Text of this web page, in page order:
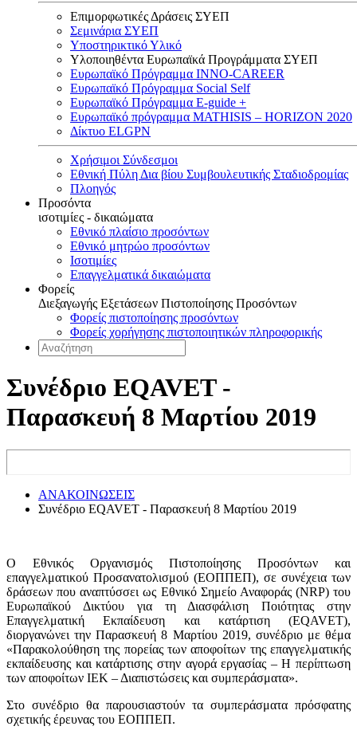
Επιμορφωτικές Δράσεις ΣΥΕΠ
Σεμινάρια ΣΥΕΠ
Υποστηρικτικό Υλικό
Υλοποιηθέντα Ευρωπαϊκά Προγράμματα ΣΥΕΠ
Ευρωπαϊκό Πρόγραμμα INNO-CAREER
Ευρωπαϊκό Πρόγραμμα Social Self
Ευρωπαϊκό Πρόγραμμα E-guide +
Ευρωπαϊκό πρόγραμμα MATHISIS – HORIZON 2020
Δίκτυο ELGPN
Χρήσιμοι Σύνδεσμοι
Εθνική Πύλη Δια βίου Συμβουλευτικής Σταδιοδρομίας
Πλοηγός
Προσόντα
ισοτιμίες - δικαιώματα
Εθνικό πλαίσιο προσόντων
Εθνικό μητρώο προσόντων
Ισοτιμίες
Επαγγελματικά δικαιώματα
Φορείς
Διεξαγωγής Εξετάσεων Πιστοποίησης Προσόντων
Φορείς πιστοποίησης προσόντων
Φορείς χορήγησης πιστοποιητικών πληροφορικής
Συνέδριο EQAVET -
Παρασκευή 8 Μαρτίου 2019
ΑΝΑΚΟΙΝΩΣΕΙΣ
Συνέδριο EQAVET - Παρασκευή 8 Μαρτίου 2019
Ο Εθνικός Οργανισμός Πιστοποίησης Προσόντων και
επαγγελματικού Προσανατολισμού (ΕΟΠΠΕΠ), σε συνέχεια των
δράσεων που αναπτύσσει ως Εθνικό Σημείο Αναφοράς (NRP) του
Ευρωπαϊκού Δικτύου για τη Διασφάλιση Ποιότητας στην
Επαγγελματική Εκπαίδευση και κατάρτιση (EQAVET),
διοργανώνει την Παρασκευή 8 Μαρτίου 2019, συνέδριο με θέμα
«Παρακολούθηση της πορείας των αποφοίτων της επαγγελματικής
εκπαίδευσης και κατάρτισης στην αγορά εργασίας – Η περίπτωση
των αποφοίτων ΙΕΚ – Διαπιστώσεις και συμπεράσματα».
Στο συνέδριο θα παρουσιαστούν τα συμπεράσματα πρόσφατης
σχετικής έρευνας του ΕΟΠΠΕΠ.